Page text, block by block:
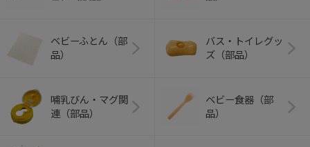
ベビーふとん（部
品）
バス・トイレグッ
ズ（部品）
哺乳びん・マグ関
連（部品）
ベビー食器（部
品）